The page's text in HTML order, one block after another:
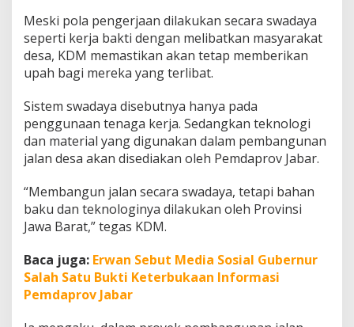
s
a
:
M
e
g
g
u
n
a
a
n
P
o
a
S
Meski pola pengerjaan dilakukan secara swadaya
seperti kerja bakti dengan melibatkan masyarakat
desa, KDM memastikan akan tetap memberikan
upah bagi mereka yang terlibat.
Sistem swadaya disebutnya hanya pada
penggunaan tenaga kerja. Sedangkan teknologi
dan material yang digunakan dalam pembangunan
jalan desa akan disediakan oleh Pemdaprov Jabar.
“Membangun jalan secara swadaya, tetapi bahan
baku dan teknologinya dilakukan oleh Provinsi
Jawa Barat,” tegas KDM.
Baca juga: Erwan Sebut Media Sosial Gubernur
Salah Satu Bukti Keterbukaan Informasi
Pemdaprov Jabar